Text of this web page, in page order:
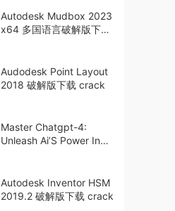
Autodesk Mudbox 2023
x64 多国语言破解版下载
Audodesk Point Layout
2018 破解版下载 crack
Master Chatgpt-4:
Unleash Ai’S Power In
Autodesk Inventor HSM
2019.2 破解版下载 crack